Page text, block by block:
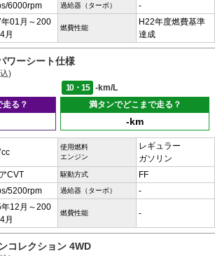
6000rpm 過給器（ターボ） -
01月～200
月
燃費性能
H22年度燃費基準
達成
ワーシート仕様
)
10・15
-km/L
る？
満タンでどこまで走る？
-km
使用燃料
エンジン
レギュラー
ガソリン
CVT 駆動方式 FF
5200rpm 過給器（ターボ） -
12月～200
月
燃費性能 -
コレクション 4WD